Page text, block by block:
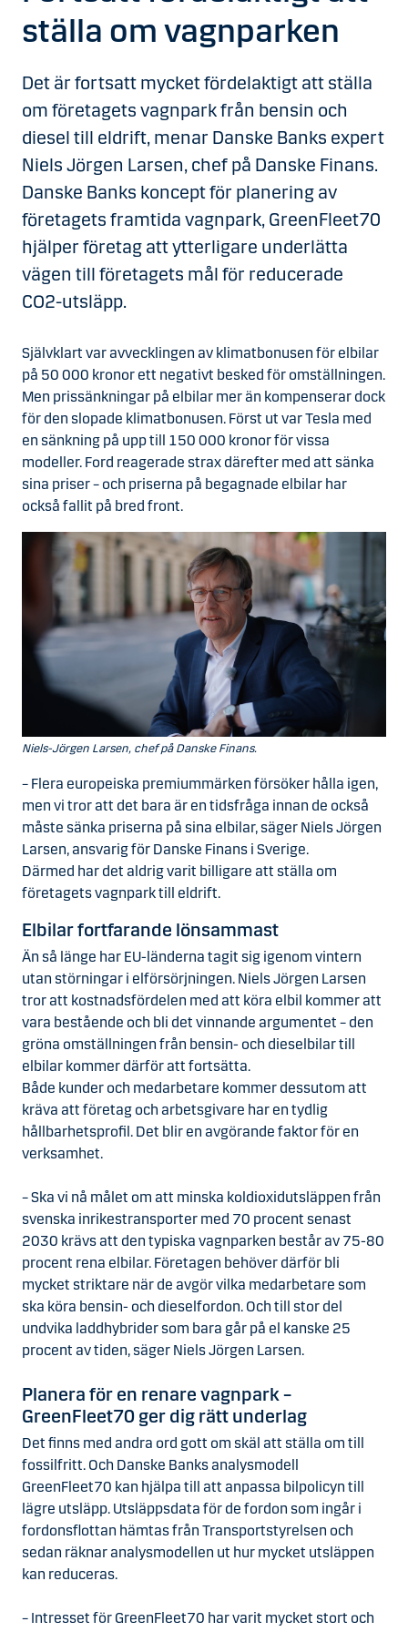
ställa om vagnparken
Det är fortsatt mycket fördelaktigt att ställa
om företagets vagnpark från bensin och
diesel till eldrift, menar Danske Banks expert
Niels Jörgen Larsen, chef på Danske Finans.
Danske Banks koncept för planering av
företagets framtida vagnpark, GreenFleet70
hjälper företag att ytterligare underlätta
vägen till företagets mål för reducerade
CO2-utsläpp.
Självklart var avvecklingen av klimatbonusen för elbilar
på 50 000 kronor ett negativt besked för omställningen.
Men prissänkningar på elbilar mer än kompenserar dock
för den slopade klimatbonusen. Först ut var Tesla med
en sänkning på upp till 150 000 kronor för vissa
modeller. Ford reagerade strax därefter med att sänka
sina priser – och priserna på begagnade elbilar har
också fallit på bred front.
Niels-Jörgen Larsen, chef på Danske Finans.
– Flera europeiska premiummärken försöker hålla igen,
men vi tror att det bara är en tidsfråga innan de också
måste sänka priserna på sina elbilar, säger Niels Jörgen
Larsen, ansvarig för Danske Finans i Sverige.
Därmed har det aldrig varit billigare att ställa om
företagets vagnpark till eldrift.
Elbilar fortfarande lönsammast
Än så länge har EU-länderna tagit sig igenom vintern
utan störningar i elförsörjningen. Niels Jörgen Larsen
tror att kostnadsfördelen med att köra elbil kommer att
vara bestående och bli det vinnande argumentet – den
gröna omställningen från bensin- och dieselbilar till
elbilar kommer därför att fortsätta.
Både kunder och medarbetare kommer dessutom att
kräva att företag och arbetsgivare har en tydlig
hållbarhetsprofil. Det blir en avgörande faktor för en
verksamhet.
– Ska vi nå målet om att minska koldioxidutsläppen från
svenska inrikestransporter med 70 procent senast
2030 krävs att den typiska vagnparken består av 75-80
procent rena elbilar. Företagen behöver därför bli
mycket striktare när de avgör vilka medarbetare som
ska köra bensin- och dieselfordon. Och till stor del
undvika laddhybrider som bara går på el kanske 25
procent av tiden, säger Niels Jörgen Larsen.
Planera för en renare vagnpark –
GreenFleet70 ger dig rätt underlag
Det finns med andra ord gott om skäl att ställa om till
fossilfritt. Och Danske Banks analysmodell
GreenFleet70 kan hjälpa till att anpassa bilpolicyn till
lägre utsläpp. Utsläppsdata för de fordon som ingår i
fordonsflottan hämtas från Transportstyrelsen och
sedan räknar analysmodellen ut hur mycket utsläppen
kan reduceras.
– Intresset för GreenFleet70 har varit mycket stort och